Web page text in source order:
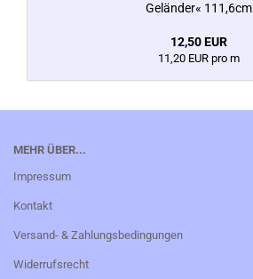
Geländer« 111,6cm
12,50 EUR
11,20 EUR pro m
MEHR ÜBER...
Impressum
Kontakt
Versand- & Zahlungsbedingungen
Widerrufsrecht